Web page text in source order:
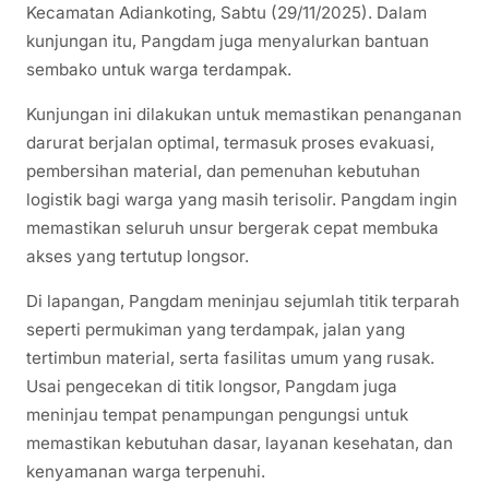
Kecamatan Adiankoting, Sabtu (29/11/2025). Dalam
kunjungan itu, Pangdam juga menyalurkan bantuan
sembako untuk warga terdampak.
Kunjungan ini dilakukan untuk memastikan penanganan
darurat berjalan optimal, termasuk proses evakuasi,
pembersihan material, dan pemenuhan kebutuhan
logistik bagi warga yang masih terisolir. Pangdam ingin
memastikan seluruh unsur bergerak cepat membuka
akses yang tertutup longsor.
Di lapangan, Pangdam meninjau sejumlah titik terparah
seperti permukiman yang terdampak, jalan yang
tertimbun material, serta fasilitas umum yang rusak.
Usai pengecekan di titik longsor, Pangdam juga
meninjau tempat penampungan pengungsi untuk
memastikan kebutuhan dasar, layanan kesehatan, dan
kenyamanan warga terpenuhi.